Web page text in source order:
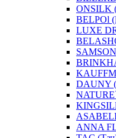
ONSILK
BELPOl
LUXE
DAUNY
ANNA